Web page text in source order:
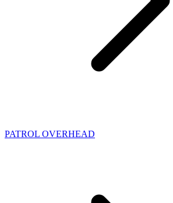
PATROL OVERHEAD